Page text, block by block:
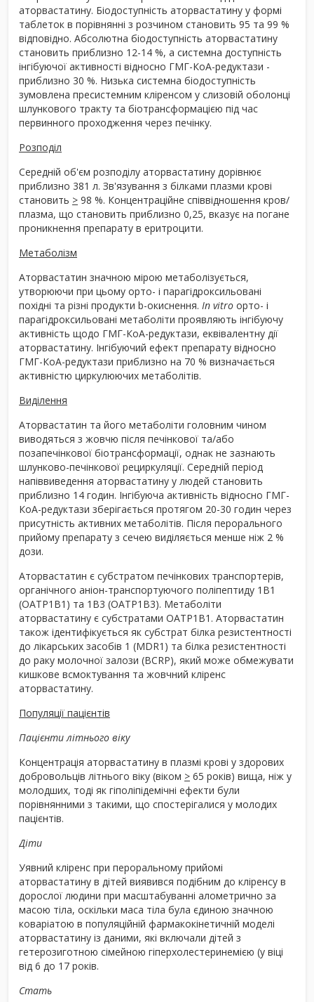
аторвастатину. Біодоступність аторвастатину у формі
таблеток в порівнянні з розчином становить 95 та 99 %
відповідно. Абсолютна біодоступність аторвастатину
становить приблизно 12-14 %, а системна доступність
інгібуючої активності відносно ГМГ-КоА-редуктази -
приблизно 30 %. Низька системна біодоступність
зумовлена пресистемним кліренсом у слизовій оболонці
шлункового тракту та біотрансформацією під час
первинного проходження через печінку.
Розподіл
Середній об'єм розподілу аторвастатину дорівнює
приблизно 381 л. Зв'язування з білками плазми крові
становить > 98 %. Концентраційне співвідношення кров/
плазма, що становить приблизно 0,25, вказує на погане
проникнення препарату в еритроцити.
Метаболізм
Аторвастатин значною мірою метаболізується,
утворюючи при цьому орто- і парагідроксильовані
похідні та різні продукти b-окиснення. In vitro орто- і
парагідроксильовані метаболіти проявляють інгібуючу
активність щодо ГМГ-КоА-редуктази, еквівалентну дії
аторвастатину. Інгібуючий ефект препарату відносно
ГМГ-КоА-редуктази приблизно на 70 % визначається
активністю циркулюючих метаболітів.
Виділення
Аторвастатин та його метаболіти головним чином
виводяться з жовчю після печінкової та/або
позапечінкової біотрансформації, однак не зазнають
шлунково-печінкової рециркуляції. Середній період
напіввиведення аторвастатину у людей становить
приблизно 14 годин. Інгібуюча активність відносно ГМГ-
КоА-редуктази зберігається протягом 20-30 годин через
присутність активних метаболітів. Після перорального
прийому препарату з сечею виділяється менше ніж 2 %
дози.
Аторвастатин є субстратом печінкових транспортерів,
органічного аніон-транспортуючого поліпептиду 1B1
(OATP1B1) та 1B3 (OATP1B3). Метаболіти
аторвастатину є субстратами OATP1B1. Аторвастатин
також ідентифікується як субстрат білка резистентності
до лікарських засобів 1 (MDR1) та білка резистентності
до раку молочної залози (BCRP), який може обмежувати
кишкове всмоктування та жовчний кліренс
аторвастатину.
Популяції пацієнтів
Пацієнти літнього віку
Концентрація аторвастатину в плазмі крові у здорових
добровольців літнього віку (віком > 65 років) вища, ніж у
молодших, тоді як гіполіпідемічні ефекти були
порівнянними з такими, що спостерігалися у молодих
пацієнтів.
Діти
Уявний кліренс при пероральному прийомі
аторвастатину в дітей виявився подібним до кліренсу в
дорослої людини при масштабуванні алометрично за
масою тіла, оскільки маса тіла була єдиною значною
коваріатою в популяційній фармакокінетичній моделі
аторвастатину із даними, які включали дітей з
гетерозиготною сімейною гіперхолестеринемією (у віці
від 6 до 17 років.
Стать